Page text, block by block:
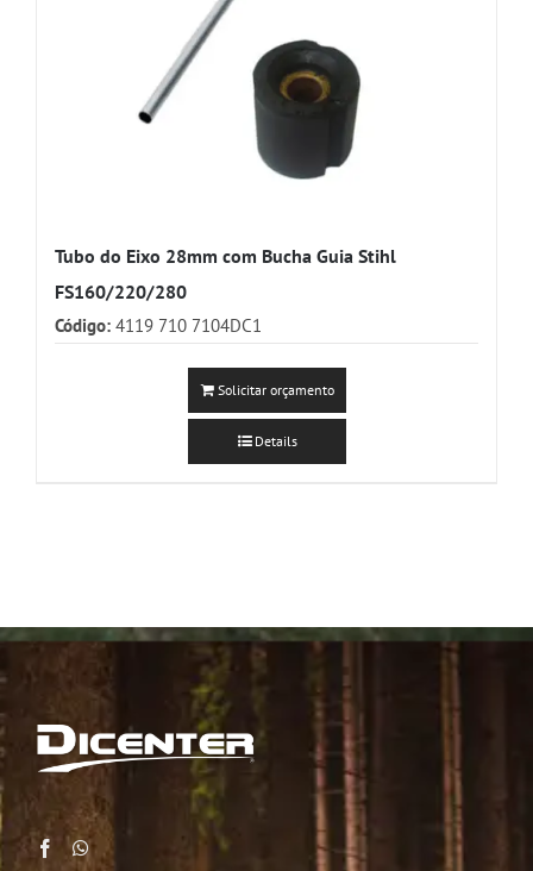
Tubo do Eixo 28mm com Bucha Guia Stihl
FS160/220/280
Código: 4119 710 7104DC1
Solicitar orçamento
Details